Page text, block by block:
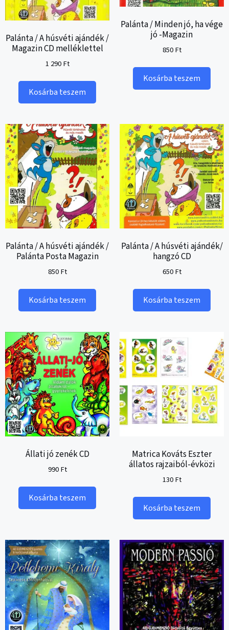
Palánta / A húsvéti ajándék /
Magazin CD melléklettel
1 290Ft
Kosárba teszem
Palánta / Minden jó, ha vége
jó -Magazin
850Ft
Kosárba teszem
Palánta / A húsvéti ajándék /
Palánta Posta Magazin
850Ft
Kosárba teszem
Palánta / A húsvéti ajándék/
hangzó CD
650Ft
Kosárba teszem
Állati jó zenék CD
990Ft
Kosárba teszem
Matrica Kováts Eszter
állatos rajzaiból-évközi
130Ft
Kosárba teszem